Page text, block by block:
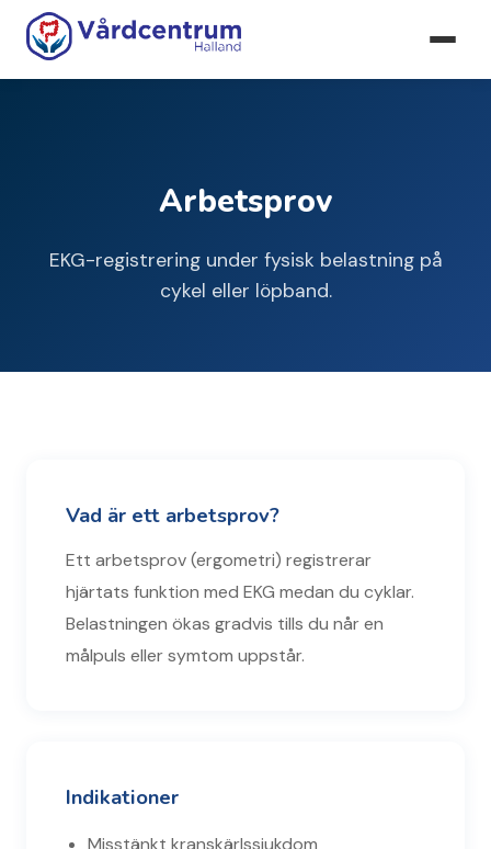
Hem›Kardiologi› Arbetsprov
Arbetsprov
EKG-registrering under fysisk belastning på
cykel eller löpband.
Vad är ett arbetsprov?
Ett arbetsprov (ergometri) registrerar
hjärtats funktion med EKG medan du cyklar.
Belastningen ökas gradvis tills du når en
målpuls eller symtom uppstår.
Indikationer
Misstänkt kranskärlssjukdom